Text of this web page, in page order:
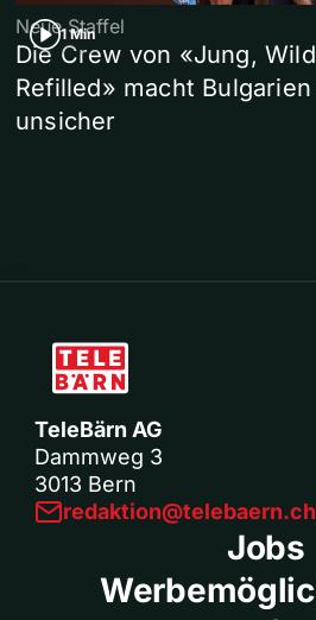
1 Min
Neue Staffel
Die Crew von «Jung,
Refilled» macht Bulgarien
unsicher
TeleBärn AG
Dammweg 3
3013 Bern
redaktion@telebaern.ch
Jobs